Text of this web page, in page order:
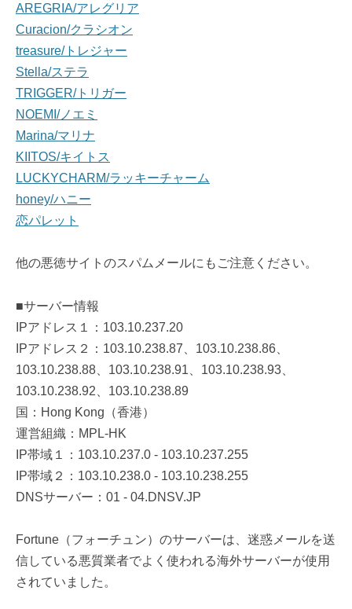
AREGRIA/アレグリア
Curacion/クラシオン
treasure/トレジャー
Stella/ステラ
TRIGGER/トリガー
NOEMI/ノエミ
Marina/マリナ
KIITOS/キイトス
LUCKYCHARM/ラッキーチャーム
honey/ハニー
恋パレット
他の悪徳サイトのスパムメールにもご注意ください。
■サーバー情報
IPアドレス１：103.10.237.20
IPアドレス２：103.10.238.87、103.10.238.86、
103.10.238.88、103.10.238.91、103.10.238.93、
103.10.238.92、103.10.238.89
国：Hong Kong（香港）
運営組織：MPL-HK
IP帯域１：103.10.237.0 - 103.10.237.255
IP帯域２：103.10.238.0 - 103.10.238.255
DNSサーバー：01 - 04.DNSV.JP
Fortune（フォーチュン）のサーバーは、迷惑メールを送
信している悪質業者でよく使われる海外サーバーが使用
されていました。